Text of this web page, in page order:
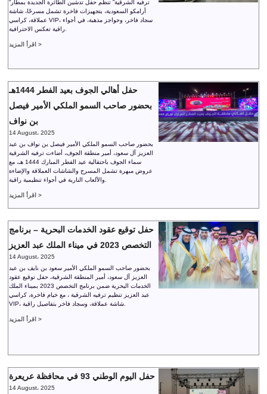
“ترفيه الشرقية” تنظم حفل تدشين الطائرة الجديدة بمطار
أرامكو السعودية، بتجهيزات فاخرة تشمل مسرحًا، شاشة
عملاقة، كراسي VIP، سجاد فاخر، وحواجز مذهبة، في أجواء
اقرأ المزيد >
حفل أهالي الجوف بعيد الفطر 1444هـ
بحضور صاحب السمو الملكي الأمير فيصل
بن نواف
14 August، 2025
بحضور صاحب السمو الملكي الأمير فيصل بن نواف بن عبد
العزيز آل سعود، أمير منطقة الجوف، أضاءت ترفيه الشرقية
سماء الجوف باحتفالية عيد الفطر المبارك 1444 هـ، مع
عروض مبهرة تشمل المسرح والشاشات العملاقة والإضاءة
اقرأ المزيد >
حفل توقيع عقود الخدمات البحرية – برنامج
التخصص 2023 في ميناء الملك عبد العزيز
14 August، 2025
بحضور صاحب السمو الملكي الأمير سعود بن نايف بن عبد
العزيز آل سعود، أمير المنطقة الشرقية، حفل توقيع عقود
الخدمات البحرية ضمن برنامج التخصص 2023 بميناء الملك
عبد العزيز تنظيم ترفيه الشرقية ، مع خيام فاخرة، كراسي
VIP، شاشة عملاقة، وسجاد فاخر بتفاصيل راقية.
اقرأ المزيد >
حفل اليوم الوطني 93 في محافظة عريعرة
14 August، 2025